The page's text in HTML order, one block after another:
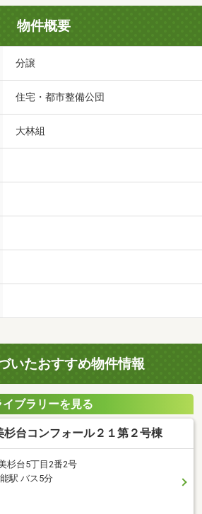
物件概要
分譲
住宅・都市整備公団
大林組
いたおすすめ物件情報
ブラリーを見る
杉台コンフォール２１第２号棟
杉台5丁目2番2号
駅 バス5分